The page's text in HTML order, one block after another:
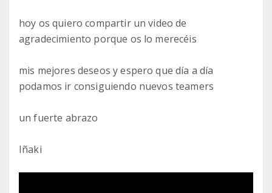
hoy os quiero compartir un video de
agradecimiento porque os lo merecéis
mis mejores deseos y espero que día a día
podamos ir consiguiendo nuevos teamers
un fuerte abrazo
Iñaki